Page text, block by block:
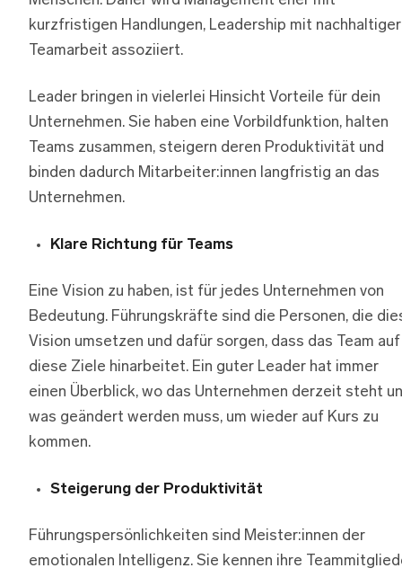
kurzfristigen Handlungen, Leadership mit nachhaltiger
Teamarbeit assoziiert.
Leader bringen in vielerlei Hinsicht Vorteile für dein
Unternehmen. Sie haben eine Vorbildfunktion, halten
Teams zusammen, steigern deren Produktivität und
binden dadurch Mitarbeiter:innen langfristig an das
Unternehmen.
Klare Richtung für Teams
Eine Vision zu haben, ist für jedes Unternehmen von
Bedeutung. Führungskräfte sind die Personen, die
Vision umsetzen und dafür sorgen, dass das Team auf
diese Ziele hinarbeitet. Ein guter Leader hat immer
einen Überblick, wo das Unternehmen derzeit steht
was geändert werden muss, um wieder auf Kurs zu
kommen.
Steigerung der Produktivität
Führungspersönlichkeiten sind Meister:innen der
emotionalen Intelligenz. Sie kennen ihre